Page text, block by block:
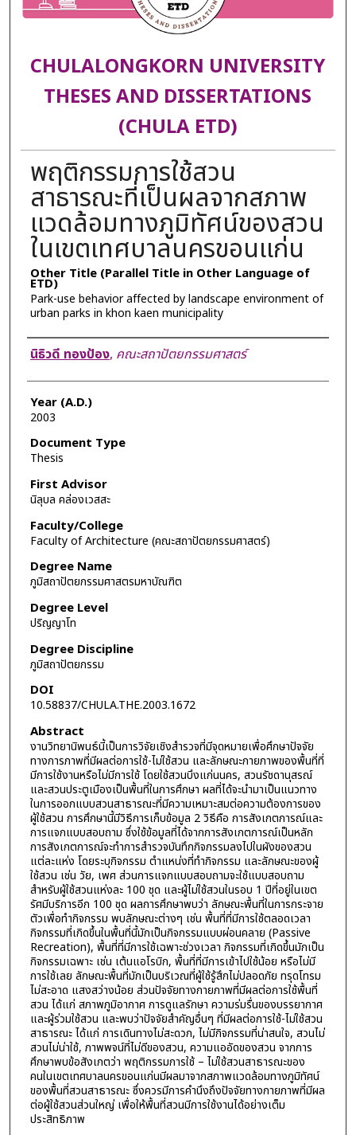
CHULALONGKORN UNIVERSITY
THESES AND DISSERTATIONS
(CHULA ETD)
พฤติกรรมการใช้สวน
สาธารณะที่เป็นผลจากสภาพ
แวดล้อมทางภูมิทัศน์ของสวน
ในเขตเทศบาลนครขอนแก่น
Other Title (Parallel Title in Other Language of
ETD)
Park-use behavior affected by landscape environment of
urban parks in khon kaen municipality
Author
นิธิวดี ทองป้อง, คณะสถาปัตยกรรมศาสตร์
Year (A.D.)
2003
Document Type
Thesis
First Advisor
นิลุบล คล่องเวสสะ
Faculty/College
Faculty of Architecture (คณะสถาปัตยกรรมศาสตร์)
Degree Name
ภูมิสถาปัตยกรรมศาสตรมหาบัณฑิต
Degree Level
ปริญญาโท
Degree Discipline
ภูมิสถาปัตยกรรม
DOI
10.58837/CHULA.THE.2003.1672
Abstract
งานวิทยานิพนธ์นี้เป็นการวิจัยเชิงสำรวจที่มีจุดหมายเพื่อศึกษาปัจจัย
ทางการภาพที่มีผลต่อการใช้-ไม่ใช้สวน และลักษณะกายภาพของพื้นที่ที่
มีการใช้งานหรือไม่มีการใช้ โดยใช้สวนบึงแก่นนคร, สวนรัชดานุสรณ์
และสวนประตูเมืองเป็นพื้นที่ในการศึกษา ผลที่ได้จะนำมาเป็นแนวทาง
ในการออกแบบสวนสาธารณะที่มีความเหมาะสมต่อความต้องการของ
ผู้ใช้สวน การศึกษานี้มีวิธีการเก็บข้อมูล 2 วิธีคือ การสังเกตการณ์และ
การแจกแบบสอบถาม ซึ่งใช้ข้อมูลที่ได้จากการสังเกตการณ์เป็นหลัก
การสังเกตการณ์จะทำการสำรวจบันทึกกิจกรรมลงไปในผังของสวน
แต่ละแห่ง โดยระบุกิจกรรม ตำแหน่งที่ทำกิจกรรม และลักษณะของผู้
ใช้สวน เช่น วัย, เพศ ส่วนการแจกแบบสอบถามจะใช้แบบสอบถาม
สำหรับผู้ใช้สวนแห่งละ 100 ชุด และผู้ไม่ใช้สวนในรอบ 1 ปีที่อยู่ในเขต
รัศมีบริการอีก 100 ชุด ผลการศึกษาพบว่า ลักษณะพื้นที่ในการกระจาย
ตัวเพื่อทำกิจกรรม พบลักษณะต่างๆ เช่น พื้นที่ที่มีการใช้ตลอดเวลา
กิจกรรมที่เกิดขึ้นในพื้นที่นี้มักเป็นกิจกรรมแบบผ่อนคลาย (Passive
Recreation), พื้นที่ที่มีการใช้เฉพาะช่วงเวลา กิจกรรมที่เกิดขึ้นมักเป็น
กิจกรรมเฉพาะ เช่น เต้นแอโรบิก, พื้นที่ที่มีการเข้าไปใช้น้อย หรือไม่มี
การใช้เลย ลักษณะพื้นที่มักเป็นบริเวณที่ผู้ใช้รู้สึกไม่ปลอดภัย ทรุดโทรม
ไม่สะอาด แสงสว่างน้อย ส่วนปัจจัยทางกายภาพที่มีผลต่อการใช้พื้นที่
สวน ได้แก่ สภาพภูมิอากาศ การดูแลรักษา ความร่มรื่นของบรรยากาศ
และผู้ร่วมใช้สวน และพบว่าปัจจัยสำคัญอื่นๆ ที่มีผลต่อการใช้-ไม่ใช้สวน
สาธารณะ ได้แก่ การเดินทางไม่สะดวก, ไม่มีกิจกรรมที่น่าสนใจ, สวนไม่
สวนไม่น่าใช้, ภาพพจน์ที่ไม่ดีของสวน, ความแออัดของสวน จากการ
ศึกษาพบข้อสังเกตว่า พฤติกรรมการใช้ – ไม่ใช้สวนสาธารณะของ
คนในเขตเทศบาลนครขอนแก่นมีผลมาจากสภาพแวดล้อมทางภูมิทัศน์
ของพื้นที่สวนสาธารณะ ซึ่งควรมีการคำนึงถึงปัจจัยทางกายภาพที่มีผล
ต่อผู้ใช้สวนส่วนใหญ่ เพื่อให้พื้นที่สวนมีการใช้งานได้อย่างเต็ม
ประสิทธิภาพ